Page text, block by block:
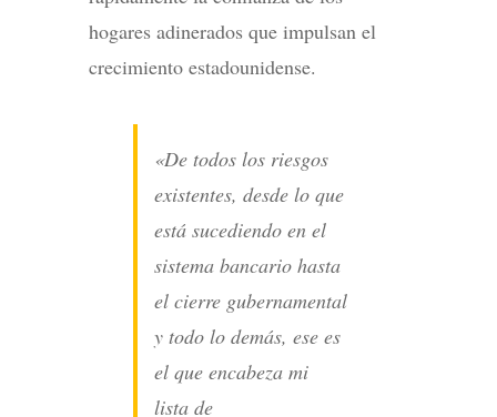
hogares adinerados que impulsan el
crecimiento estadounidense.
«De todos los riesgos
existentes, desde lo que
está sucediendo en el
sistema bancario hasta
el cierre gubernamental
y todo lo demás, ese es
el que encabeza mi
lista de